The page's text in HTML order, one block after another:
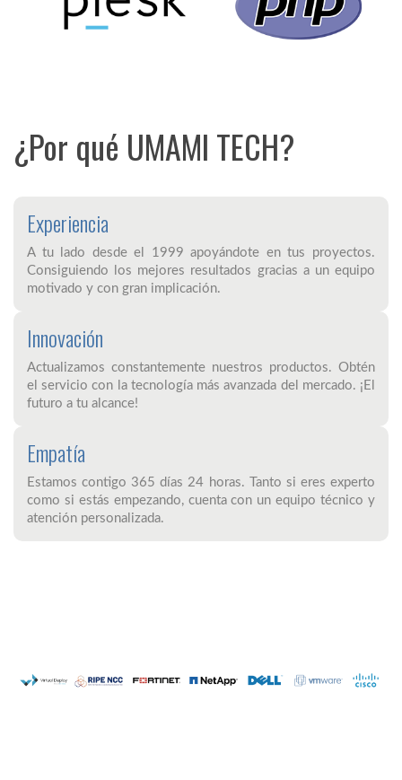
¿Por qué UMAMI TECH?
Experiencia
A tu lado desde el 1999 apoyándote en tus proyectos.
Consiguiendo los mejores resultados gracias a un equipo
motivado y con gran implicación.
Innovación
Actualizamos constantemente nuestros productos. Obtén
el servicio con la tecnología más avanzada del mercado. ¡El
futuro a tu alcance!
Empatía
Estamos contigo 365 días 24 horas. Tanto si eres experto
como si estás empezando, cuenta con un equipo técnico y
atención personalizada.